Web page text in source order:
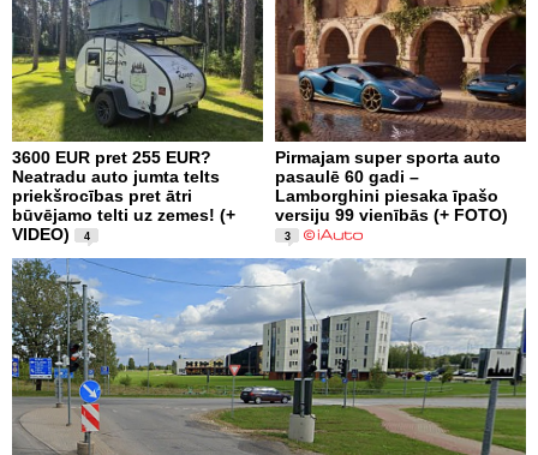
3600 EUR pret 255 EUR?
Neatradu auto jumta telts
priekšrocības pret ātri
būvējamo telti uz zemes! (+
VIDEO)
4
Pirmajam super sporta auto
pasaulē 60 gadi –
Lamborghini piesaka īpašo
versiju 99 vienībās (+ FOTO)
3